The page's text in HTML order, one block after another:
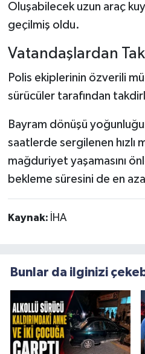
Oluşabilecek uzun araç
geçilmiş oldu.
Vatandaşlardan
Polis ekiplerinin özverili
sürücüler tarafından
Bayram dönüşü
saatlerde sergilenen hızlı
mağduriyet yaşamasını
bekleme süresini de en
Kaynak: İHA
Bunlar da ilginizi